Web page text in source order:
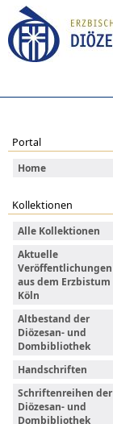
Portal
Home
Kollektionen
Alle Kollektionen
Aktuelle
Veröffentlichungen
aus dem Erzbistum
Köln
Altbestand der
Diözesan- und
Dombibliothek
Handschriften
Schriftenreihen der
Diözesan- und
Dombibliothek